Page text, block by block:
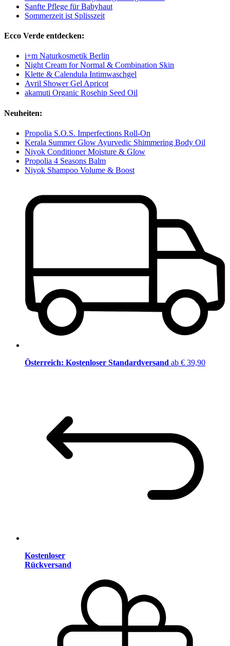
Sanfte Pflege für Babyhaut
Sommerzeit ist Splisszeit
Ecco Verde entdecken:
i+m Naturkosmetik Berlin
Night Cream for Normal & Combination Skin
Klette & Calendula Intimwaschgel
Avril Shower Gel Apricot
akamuti Organic Rosehip Seed Oil
Neuheiten:
Propolia S.O.S. Imperfections Roll-On
Kerala Summer Glow Ayurvedic Shimmering Body Oil
Niyok Conditioner Moisture & Glow
Propolia 4 Seasons Balm
Niyok Shampoo Volume & Boost
Österreich: Kostenloser Standardversand ab € 39,90
Kostenloser
Rückversand